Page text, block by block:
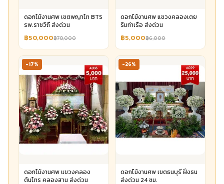
ดอกไม้งานศพ เขตพญาไท BTS
รพ.ราชวิถี ส่งด่วน
฿50,000฿70,000
ดอกไม้งานศพ แขวงคลองเตย
ริมท่าเรือ ส่งด่วน
฿5,000฿6,000
-17%
ดอกไม้งานศพ แขวงคลอง
ต้นไทร คลองสาน ส่งด่วน
-26%
ดอกไม้งานศพ เขตธนบุรี ฝั่งธน
ส่งด่วน 24 ชม.